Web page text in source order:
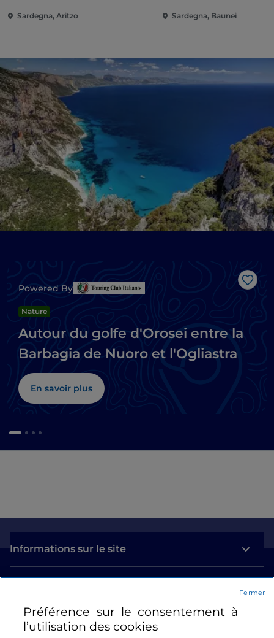
Sardegna, Aritzo Sardegna, Baunei
Powered By
Nature
Autour du golfe d'Orosei entre la
Barbagia de Nuoro et l'Ogliastra
En savoir plus
Informations sur le site
Se connecter
Préférence sur le consentement à
l’utilisation des cookies
Fermer